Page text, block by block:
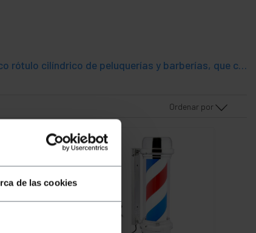
de las cookies
Poste de barbería con iluminación y movimiento giratorio. Se trata del clásico rótulo cilíndrico de peluquerías y barberías, que combina colores blanco, rojo y azul. Modelo iluminación y motor eléctrico. Este tipo de señal para barberías, está vigente desde la Edad Media. Es el reclamo ideal para cualquier peluquería y barbería. Es elegante, vintage, moderno, retro, y da más prestigio al negocio. Se aprecia desde lejos, y será un gran reclamo para su peluquería.
Ordenar por